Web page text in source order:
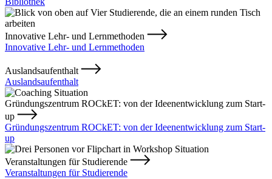
Innovative Lehr- und Lernmethoden
Innovative Lehr- und Lernmethoden
Auslandsaufenthalt
Auslandsaufenthalt
Gründungszentrum ROCkET: von der Ideenentwicklung zum Start-
up
Gründungszentrum ROCkET: von der Ideenentwicklung zum Start-
up
Veranstaltungen für Studierende
Veranstaltungen für Studierende